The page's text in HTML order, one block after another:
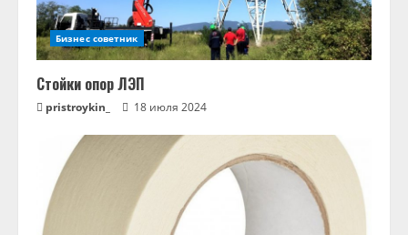
Бизнес советник
Стойки опор ЛЭП
pristroykin_ 18 июля 2024